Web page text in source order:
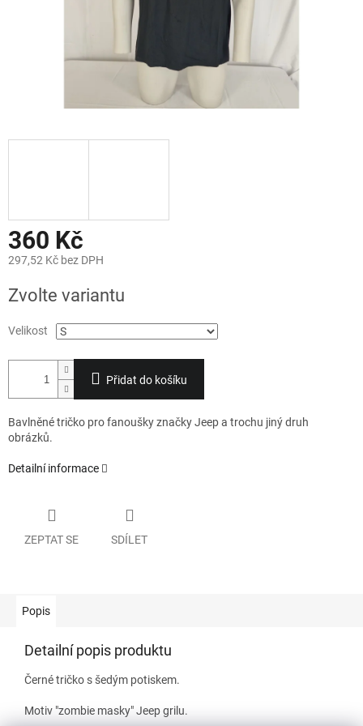
360 Kč
297,52 Kč bez DPH
cena:
Zvolte variantu
Velikost
Přidat do košíku
Bavlněné tričko pro fanoušky značky Jeep a trochu jiný druh
obrázků.
Detailní informace
ZEPTAT SE SDÍLET
Popis
Detailní popis produktu
Černé tričko s šedým potiskem.
Motiv "zombie masky" Jeep grilu.